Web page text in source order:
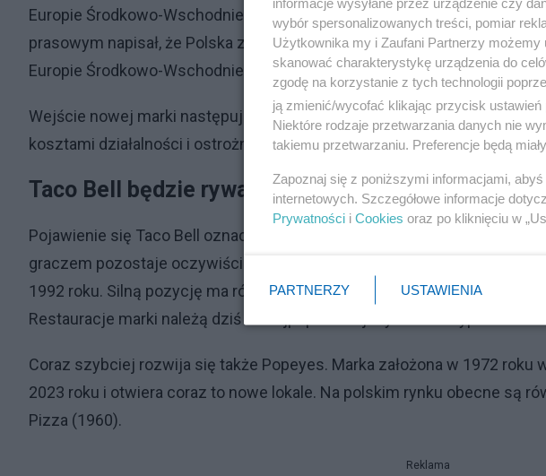
Europie Środkowo-Wschodniej. Firma prowadzi już w Polsce KFC, Pizza
prasowym napisał, że Polska została uznana za jeden z kluczowych
Europie Środkowo-Wschodniej.
Wejście nowej marki następuje w trudnym okresie dla branży
kosztami działalności i ostrożniejszym podejściem klientów do
Taco Bell będzie rywalizować z KFC, McDonald’s i
Pojawienie się Taco Bell oznacza kolejne zaostrzenie konkurencji na
graczem pozostaje oczywiście hegemon McDonald's, założony w 1940
1992 roku. Silną pozycję ma również KFC. Sieć powstała w 1930 roku, a
Restauracje marki należą dziś do najpopularniejszych lokali typu fast
Coraz szybciej rozwija się także Popeyes. Marka założona w 1972 roku
2023 roku i otwiera coraz to nowe lokale. Na polskim rynku obecne są
Pizza (1960).
Reklama
wybór spersonalizowanych treści, pomiar
Użytkownika my i Zaufani Partnerzy
skanować charakterystykę urządzenia do
zgodę na korzystanie z tych technologii
ją zmienić/wycofać klikając przycisk
Niektóre rodzaje przetwarzania danych nie
takiemu przetwarzaniu. Preferencje będą
Zapoznaj się z poniższymi informacjami,
internetowych. Szczegółowe informacje
Prywatności i Cookies oraz po kliknięciu w
PARTNERZY USTAWIENIA